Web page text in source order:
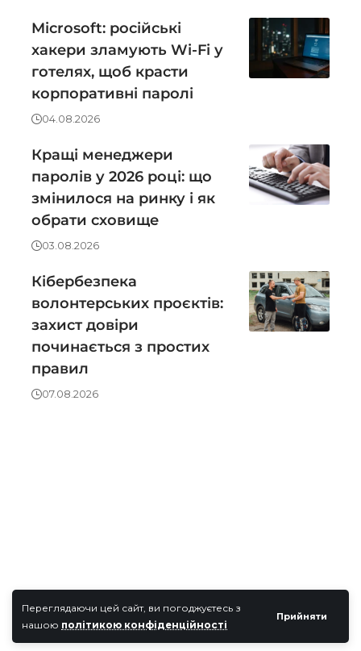
Переглядаючи цей сайт, ви погоджуєтесь з
нашою політикою конфіденційності
Прийняти
Microsoft: російські
хакери зламують Wi-Fi у
готелях, щоб красти
корпоративні паролі
04.08.2026
Кращі менеджери
паролів у 2026 році: що
змінилося на ринку і як
обрати сховище
03.08.2026
Кібербезпека
волонтерських проєктів:
захист довіри
починається з простих
правил
07.08.2026